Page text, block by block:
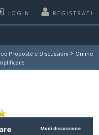
LOGIN REGISTRATI
Proposte e Discussioni > Online
Modi discussione